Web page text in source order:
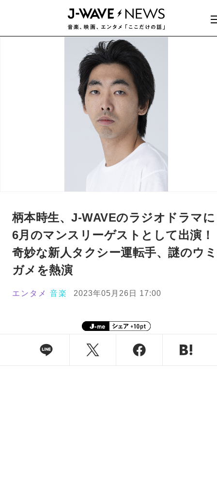
柄本時生、J-WAVEのラジオドラマに
6月のマンスリーゲストとして出演！
奇妙な新人タクシー運転手、謎のウミ
ガメを熱演
エンタメ 音楽 2023年05月26日 17:00